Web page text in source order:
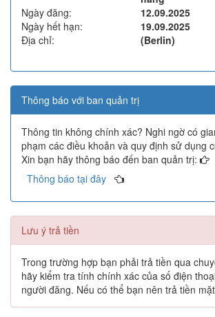
Ngày đăng:
12.09.2025
Ngày hết hạn:
19.09.2025
Địa chỉ:
(Berlin)
Thông báo với ban quản trị
Thông tin không chính xác? Nghi ngờ có
phạm các điều khoản và quy định sử dụng
Xin bạn hãy thông báo đến ban quản trị:
Thông báo tại đây
Lưu ý trả tiền
Trong trường hợp bạn phải trả tiền qua
hãy kiểm tra tính chính xác của số điện
người đăng. Nếu có thể bạn nên trả tiền